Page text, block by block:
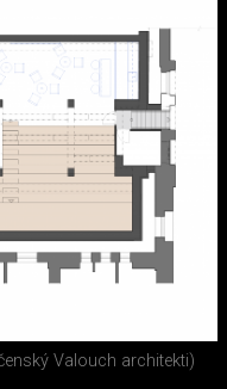
Valouch architekti)